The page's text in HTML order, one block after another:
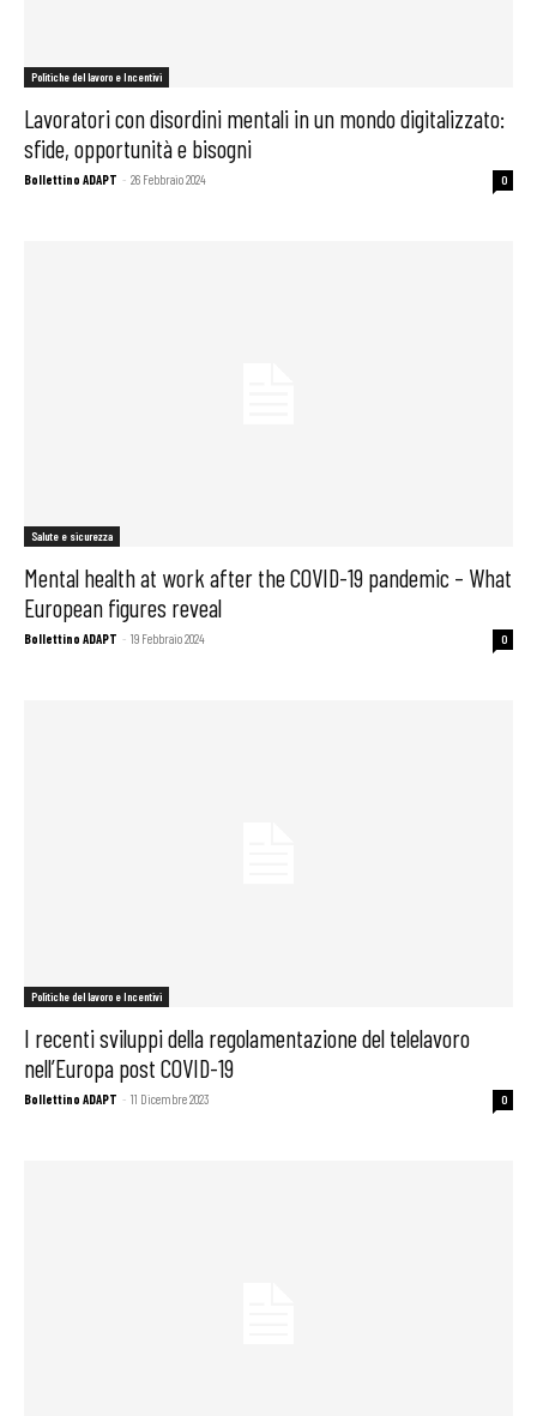
Politiche del lavoro e Incentivi
Lavoratori con disordini mentali in un mondo digitalizzato:
sfide, opportunità e bisogni
Bollettino ADAPT - 26 Febbraio 2024 0
Salute e sicurezza
Mental health at work after the COVID-19 pandemic – What
European figures reveal
Bollettino ADAPT - 19 Febbraio 2024 0
Politiche del lavoro e Incentivi
I recenti sviluppi della regolamentazione del telelavoro
nell’Europa post COVID-19
Bollettino ADAPT - 11 Dicembre 2023 0